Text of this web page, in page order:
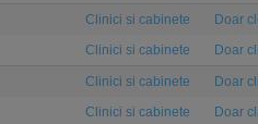
Clinici si cabinete Doar
Clinici si cabinete Doar
Clinici si cabinete Doar
Clinici si cabinete Doar